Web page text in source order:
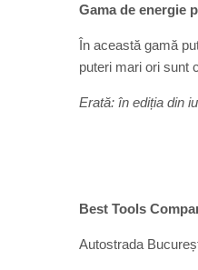
Gama de energie
În această gamă
puteri mari ori sunt
Erată: în ediția din
Best Tools
Autostrada